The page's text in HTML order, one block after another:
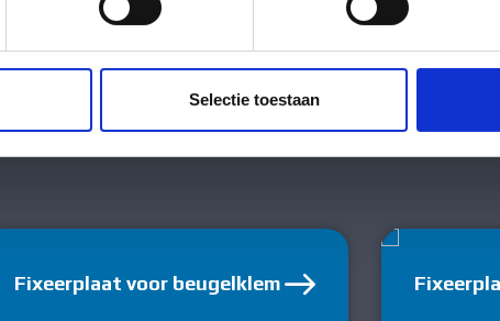
Ook delen we informatie over uw gebruik van onze site met
Deze partners kunnen deze gegevens combineren met
Selectie toestaan
Fixeerplaat voor beugelklem